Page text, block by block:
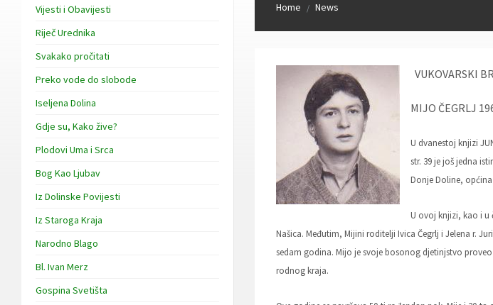
Home / News
VUKOVARSKI
MIJO ČEGRLJ
U dvanestoj knjizi
str. 39 je još jedna
Donje Doline,
U ovoj knjizi, kao i u
Našica. Međutim, Mijini roditelji Ivica Čegrlj i Jelena r.
sedam godina. Mijo je svoje bosonog djetinjstvo
rodnog kraja.
Vijesti i Obavijesti
Riječ Urednika
Svakako pročitati
Preko vode do slobode
Iseljena Dolina
Gdje su, Kako žive?
Plodovi Uma i Srca
Bog Kao Ljubav
Iz Dolinske Povijesti
Iz Staroga Kraja
Narodno Blago
Bl. Ivan Merz
Gospina Svetišta